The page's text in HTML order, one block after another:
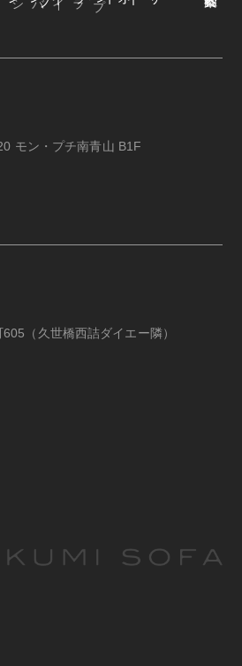
モン・プチ南青山 B1F
（久世橋西詰ダイエー隣）